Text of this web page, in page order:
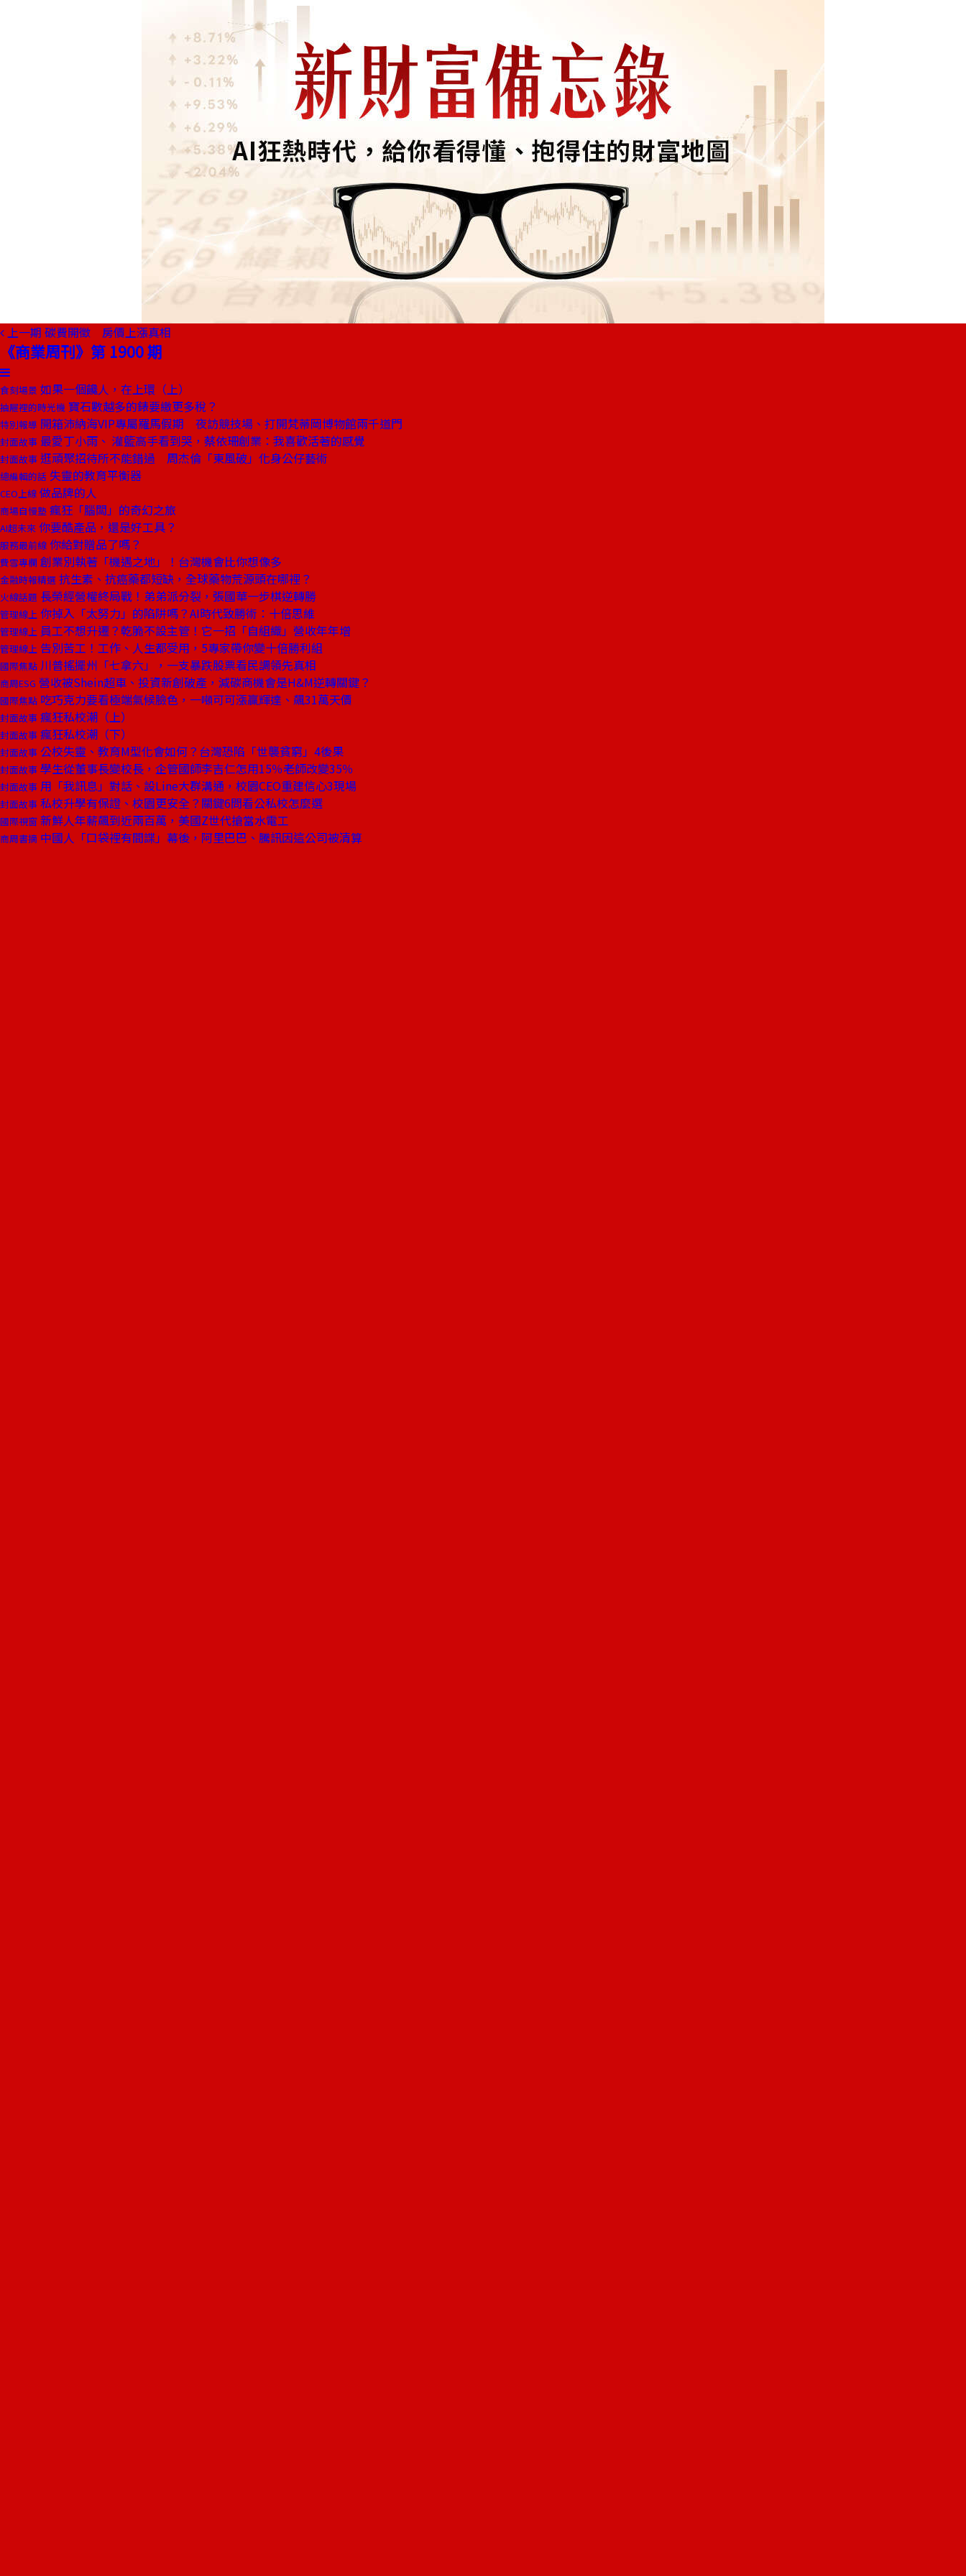
上一期 碳費開徵 房價上漲真相
《商業周刊》第 1900 期
食刻場景 如果一個饞人，在上環（上）
抽屜裡的時光機 寶石數越多的錶要繳更多稅？
特別報導 開箱沛納海VIP專屬羅馬假期 夜訪競技場、打開梵蒂岡博物館兩千道門
封面故事 最愛丁小雨、 灌籃高手看到哭，蔡依珊創業：我喜歡活著的感覺
封面故事 逛頑聚招待所不能錯過 周杰倫「東風破」化身公仔藝術
總編輯的話 失靈的教育平衡器
CEO上線 做品牌的人
商場自慢塾 瘋狂「腦闆」的奇幻之旅
AI超未來 你要酷產品，還是好工具？
服務最前線 你給對贈品了嗎？
費雪專欄 創業別執著「機遇之地」！台灣機會比你想像多
金融時報精選 抗生素、抗癌藥都短缺，全球藥物荒源頭在哪裡？
火線話題 長榮經營權終局戰！弟弟派分裂，張國華一步棋逆轉勝
管理線上 你掉入「太努力」的陷阱嗎？AI時代致勝術：十倍思維
管理線上 員工不想升遷？乾脆不設主管！它一招「自組織」營收年年增
管理線上 告別苦工！工作、人生都受用，5專家帶你變十倍勝利組
國際焦點 川普搖擺州「七拿六」，一支暴跌股票看民調領先真相
商周ESG 營收被Shein超車、投資新創破產，減碳商機會是H&M逆轉關鍵？
國際焦點 吃巧克力要看極端氣候臉色，一噸可可漲贏輝達、飆31萬天價
封面故事 瘋狂私校潮（上）
封面故事 瘋狂私校潮（下）
封面故事 公校失靈、教育M型化會如何？台灣恐陷「世襲貧窮」4後果
封面故事 學生從董事長變校長，企管國師李吉仁怎用15％老師改變35％
封面故事 用「我訊息」對話、設Line大群溝通，校園CEO重建信心3現場
封面故事 私校升學有保證、校園更安全？關鍵6問看公私校怎麼選
國際視窗 新鮮人年薪飆到近兩百萬，美國Z世代搶當水電工
商周書摘 中國人「口袋裡有間諜」幕後，阿里巴巴、騰訊因這公司被清算